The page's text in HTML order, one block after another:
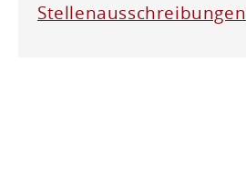
Stellenausschreibungen